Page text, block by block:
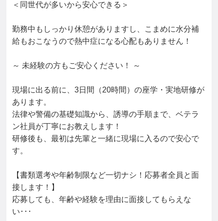
＜同世代が多いから安心できる＞
勤務中もしっかり休憩がありますし、こまめに水分補
給もおこなうので熱中症になる心配もありません！
～ 未経験の方もご安心ください！ ～
現場に出る前に、3日間（20時間）の座学・実地研修が
あります。
法律や警備の基礎知識から、誘導の手順まで、ベテラ
ン社員が丁寧にお教えします！
研修後も、最初は先輩と一緒に現場に入るので安心で
す。
【書類選考や年齢制限など一切ナシ！応募者全員と面
接します！】
応募しても、年齢や経験を理由に面接してもらえな
い･･･